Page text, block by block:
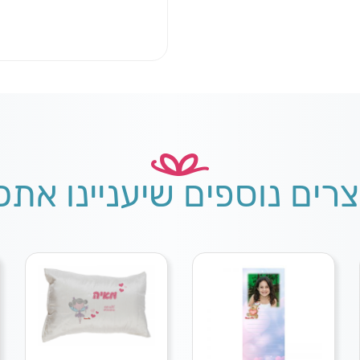
נוספים שיעניינו